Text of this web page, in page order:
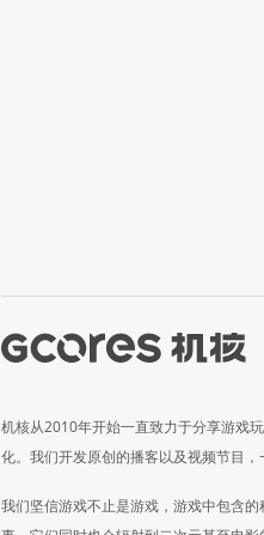
机核从2010年开始一直致力于分享游戏
化。我们开发原创的播客以及视频节目，
我们坚信游戏不止是游戏，游戏中包含